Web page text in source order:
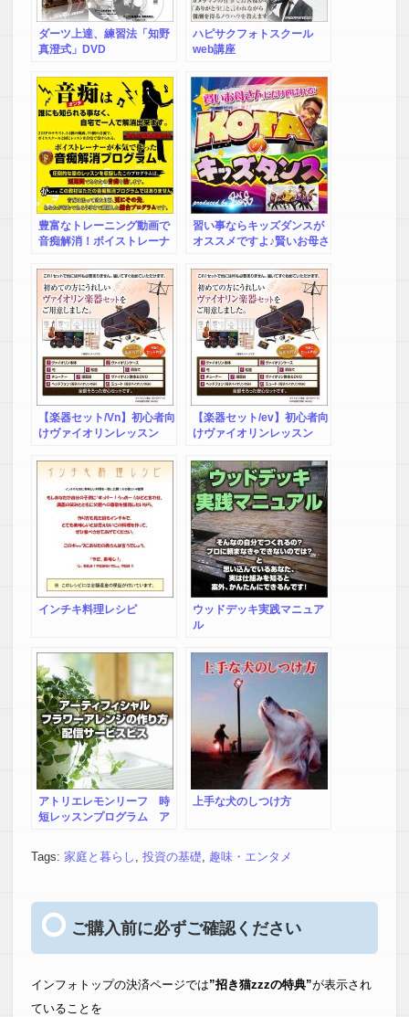
ダーツ上達、練習法「知野
真澄式」DVD
ハピサクフォトスクール
web講座
豊富なトレーニング動画で
音痴解消！ボイストレーナ
プログラム K
習い事ならキッズダンスが
オススメですよ♪賢いお母さ
のキッズダンス
【楽器セット/Vn】初心者向
けヴァイオリンレッスン
セット（アコースティッ
ク）
【楽器セット/ev】初心者向
けヴァイオリンレッスン
リンセット
インチキ料理レシピ
ウッドデッキ実践マニュア
ル
アトリエレモンリーフ 時
短レッスンプログラム ア
アレンジの作り方配信サー
ビスビス
上手な犬のしつけ方
Tags: 家庭と暮らし , 投資の基礎, 趣味・エンタメ
ご購入前に必ずご確認ください
インフォトップの決済ページでは”招き猫zzzの特典”が表示され
ていることを